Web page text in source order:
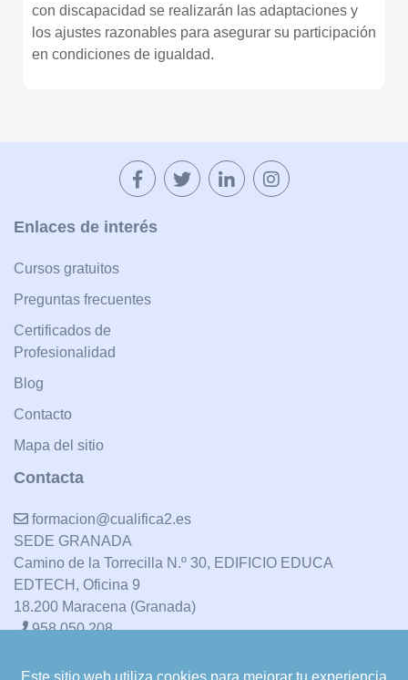
con discapacidad se realizarán las adaptaciones y
los ajustes razonables para asegurar su participación
en condiciones de igualdad.
Enlaces de interés
Cursos gratuitos
Preguntas frecuentes
Certificados de
Profesionalidad
Blog
Contacto
Mapa del sitio
Contacta
formacion@cualifica2.es
SEDE GRANADA
Camino de la Torrecilla N.º 30, EDIFICIO EDUCA
EDTECH, Oficina 9
18.200 Maracena (Granada)
958 050 208
Este sitio web utiliza cookies para mejorar tu experiencia